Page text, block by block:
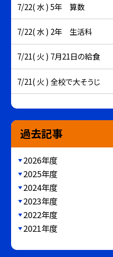
7/22( 水 ) 5年 算数
7/22( 水 ) 2年 生活科
7/21( 火 ) 7月21日の給食
7/21( 火 ) 全校で大そうじ
過去記事
2026年度
2025年度
2024年度
2023年度
2022年度
2021年度